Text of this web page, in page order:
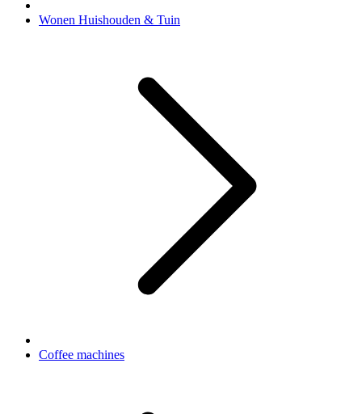
Wonen Huishouden & Tuin
Coffee machines